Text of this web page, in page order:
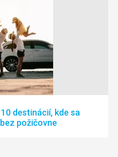
destinácií, kde sa
požičovne